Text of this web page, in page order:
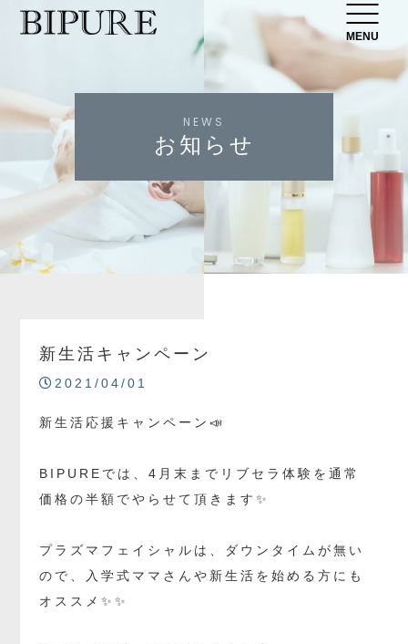
MENU
NEWS
お知らせ
新生活キャンペーン
2021/04/01
新生活応援キャンペーン📣
BIPUREでは、4月末までリブセラ体験を通常
価格の半額でやらせて頂きます✨
プラズマフェイシャルは、ダウンタイムが無い
ので、入学式ママさんや新生活を始める方にも
オススメ✨✨